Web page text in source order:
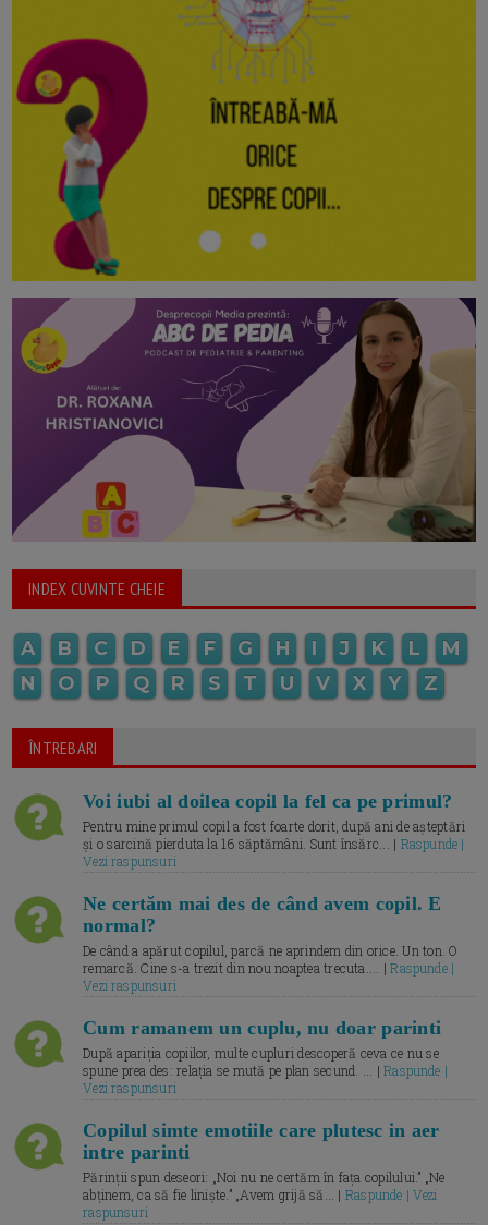
INDEX CUVINTE CHEIE
A B C D E F G H I J K L
M
N
O P Q R S T U V X Y Z
ÎNTREBARI
Voi iubi al doilea copil la fel ca pe primul?
Pentru mine primul copil a fost foarte dorit, după ani de așteptări
și o sarcină pierduta la 16 săptămâni. Sunt însărc... | Raspunde |
Vezi raspunsuri
Ne certăm mai des de când avem copil. E
normal?
De când a apărut copilul, parcă ne aprindem din orice. Un ton. O
remarcă. Cine s-a trezit din nou noaptea trecuta.... |Raspunde |
Vezi raspunsuri
Cum ramanem un cuplu, nu doar parinti
După apariția copiilor, multe cupluri descoperă ceva ce nu se
spune prea des: relația se mută pe plan secund. ... |Raspunde |
Vezi raspunsuri
Copilul simte emotiile care plutesc in aer
intre parinti
Părinții spun deseori: „Noi nu ne certăm în fața copilului.” „Ne
abținem, ca să fie liniște.” „Avem grijă să... | Raspunde | Vezi
raspunsuri